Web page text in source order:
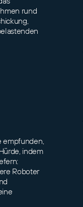
rund
empfunden,
indem
Roboter